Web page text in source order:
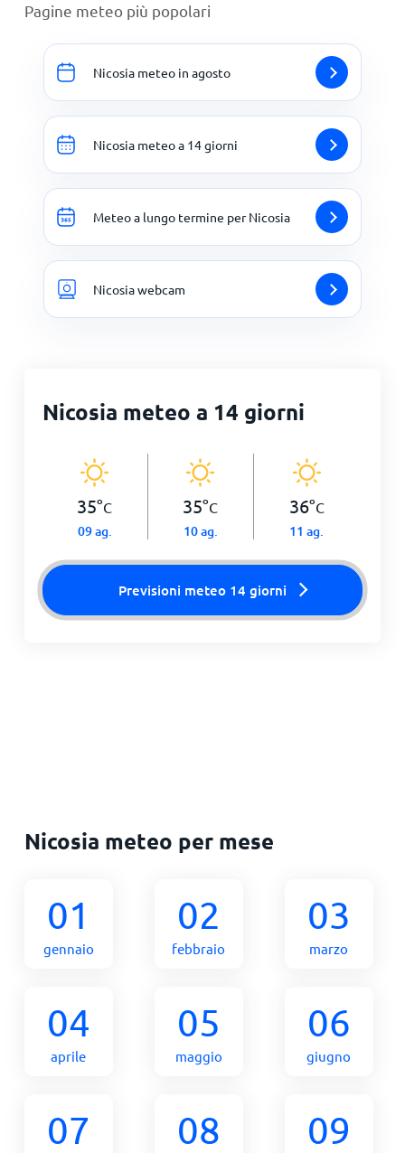
Pagine meteo più popolari
Nicosia meteo in agosto
Nicosia meteo a 14 giorni
Meteo a lungo termine per Nicosia
Nicosia webcam
Nicosia meteo a 14 giorni
35°C
09 ag.
35°C
10 ag.
36°C
11 ag.
Previsioni meteo 14 giorni
Nicosia meteo per mese
01
gennaio
02
febbraio
03
marzo
04
aprile
05
maggio
06
giugno
07 08 09